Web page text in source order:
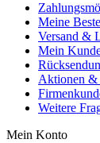
Meine
Versand &
Mein
Aktionen &
Weitere
Mein Konto